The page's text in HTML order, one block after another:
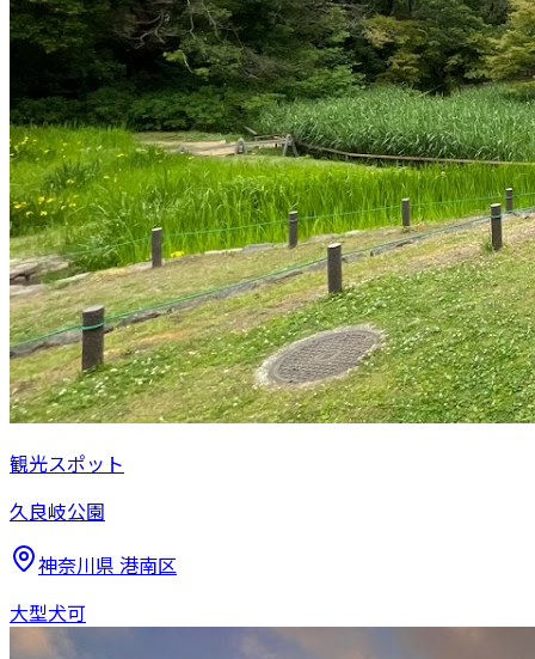
観光スポット
久良岐公園
神奈川県 港南区
大型犬可